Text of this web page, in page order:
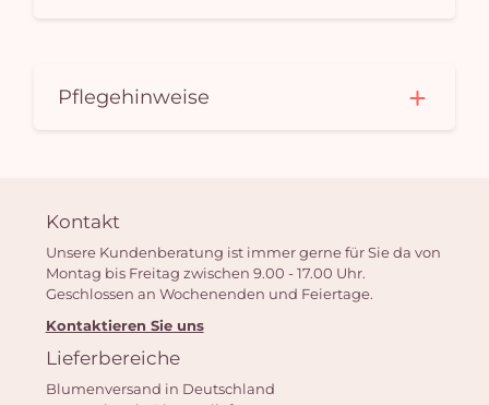
Pflegehinweise
Kontakt
Unsere Kundenberatung ist immer gerne für Sie da von
Montag bis Freitag zwischen 9.00 - 17.00 Uhr.
Geschlossen an Wochenenden und Feiertage.
Kontaktieren Sie uns
Lieferbereiche
Blumenversand in Deutschland